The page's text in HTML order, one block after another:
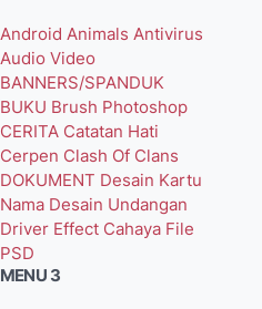
Android Animals Antivirus
Audio Video
BANNERS/SPANDUK
BUKU Brush Photoshop
CERITA Catatan Hati
Cerpen Clash Of Clans
DOKUMENT Desain Kartu
Nama Desain Undangan
Driver Effect Cahaya File
PSD
MENU 3